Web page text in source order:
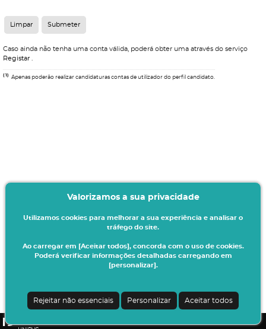
Caso ainda não tenha uma conta válida, poderá obter uma através do serviço
Registar
(1) Apenas poderão realizar candidaturas contas de utilizador do perfil candidato.
sua matrícula/inscrição no presente ano letivo.
Todos os dados introduzidos serão da sua responsabilidade.
Valorizamos a sua privacidade
Utilizamos cookies para melhorar a sua experiência e analisar o
tráfego do site.
Ao carregar em [Aceitar todos], concorda com o uso de cookies.
Poderá verificar informações detalhadas carregando em
[personalizar].
Rejeitar não essenciais Personalizar Aceitar todos